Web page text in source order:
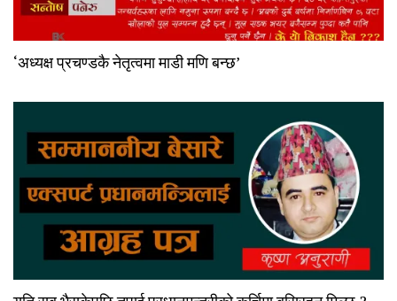
‘अध्यक्ष प्रचण्डकै नेतृत्वमा माडी मणि बन्छ’